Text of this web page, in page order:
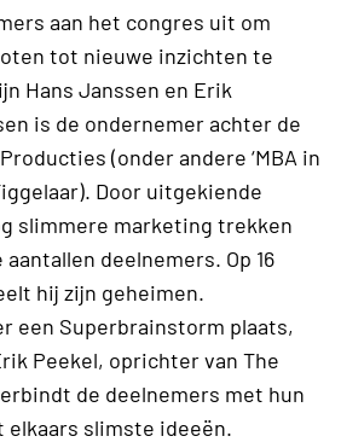
aan het congres uit om
tot nieuwe inzichten te
Hans Janssen en Erik
is de ondernemer achter de
(onder andere ‘MBA in
Door uitgekiende
slimmere marketing trekken
deelnemers. Op 16
hij zijn geheimen.
een Superbrainstorm plaats,
Peekel, oprichter van The
de deelnemers met hun
elkaars slimste ideeën.